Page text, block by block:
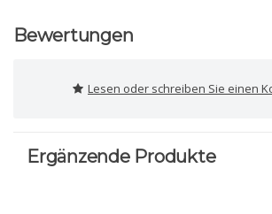
Bewertungen
Lesen oder schreiben Sie einen
Ergänzende Produkte